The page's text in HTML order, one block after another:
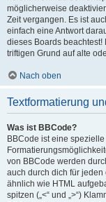
möglicherweise
Zeit vergangen. Es ist
einfach eine Antwort
dieses Boards
triftigen Grund auf alte
Nach oben
Textformatierung
Was ist BBCode?
BBCode ist eine
von BBCode werden
auch durch dich für
ähnlich wie HTML
spitzen („<“ und „>“)